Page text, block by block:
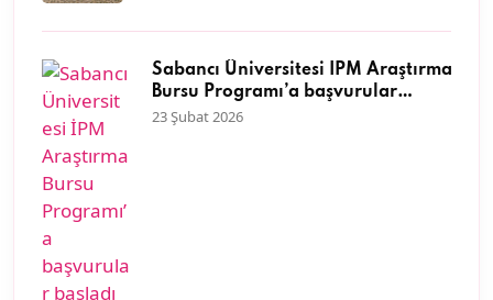
Sabancı Üniversitesi İPM Araştırma
Bursu Programı’a başvurular
başladı
23 Şubat 2026